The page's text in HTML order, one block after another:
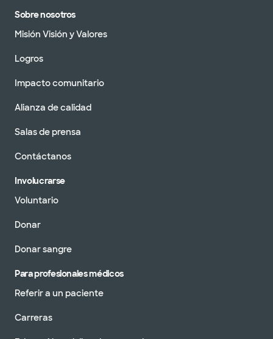
Sobre nosotros
Misión Visión y Valores
Logros
Impacto comunitario
Alianza de calidad
Salas de prensa
Contáctanos
Involucrarse
Voluntario
Donar
Donar sangre
Para profesionales médicos
Referir a un paciente
Carreras